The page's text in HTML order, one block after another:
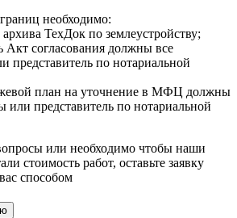
необходимо:
архива ТехДок по землеустройству;
Акт согласования должны все
представитель по нотариальной
план на уточнение в МФЦ должны
или представитель по нотариальной
или необходимо чтобы наши
стоимость работ, оставьте заявку
способом